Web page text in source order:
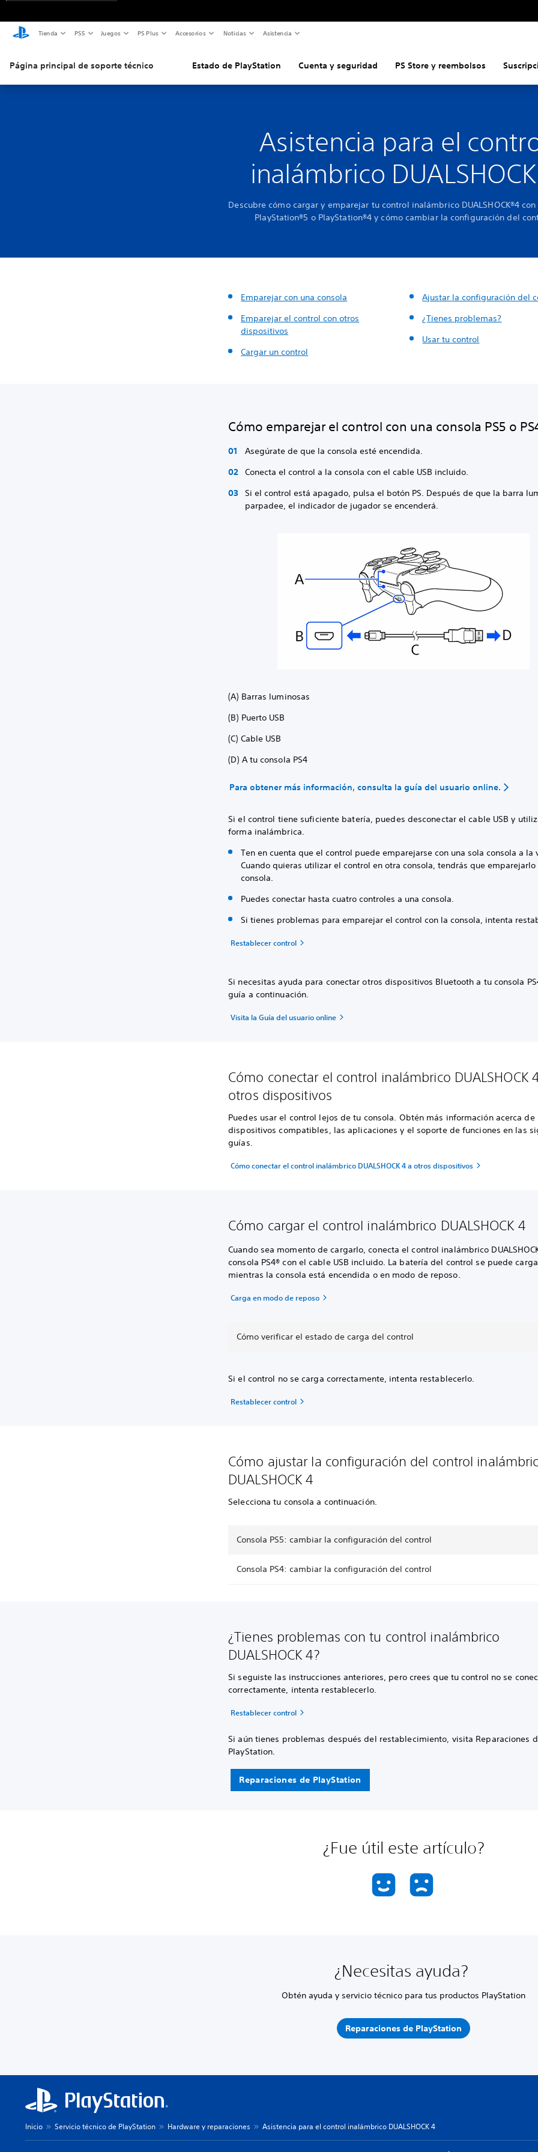
Tienda PS5 Juegos PS Plus Accesorios Noticias Asistencia
Página principal de soporte técnico Estado de PlayStation Cuenta y seguridad PS Store y reembolsos
Asistencia para el
inalámbrico
Descubre cómo cargar y emparejar tu control inalámbrico DUALSHOCK®4
PlayStation®5 o PlayStation®4 y cómo cambiar la configuración del
Emparejar con una consola
Emparejar el control con otros
dispositivos
Cargar un control
Ajustar la configuración del
¿Tienes problemas?
Usar tu control
Cómo emparejar el control con una consola PS5 o
Asegúrate de que la consola esté encendida.
Conecta el control a la consola con el cable USB incluido.
Si el control está apagado, pulsa el botón PS. Después de que la barra
parpadee, el indicador de jugador se encenderá.
(A) Barras luminosas
(B) Puerto USB
(C) Cable USB
(D) A tu consola PS4
Para obtener más información, consulta la guía del usuario online.
Si el control tiene suficiente batería, puedes desconectar el cable USB y
forma inalámbrica.
Ten en cuenta que el control puede emparejarse con una sola consola a la
Cuando quieras utilizar el control en otra consola, tendrás que emparejarlo
consola.
Puedes conectar hasta cuatro controles a una consola.
Si tienes problemas para emparejar el control con la consola, intenta
Restablecer control
Si necesitas ayuda para conectar otros dispositivos Bluetooth a tu consola
guía a continuación.
Visita la Guía del usuario online
Cómo conectar el control inalámbrico DUALSHOCK
otros dispositivos
Puedes usar el control lejos de tu consola. Obtén más información acerca de
dispositivos compatibles, las aplicaciones y el soporte de funciones en las
guías.
Cómo conectar el control inalámbrico DUALSHOCK 4 a otros dispositivos
Cómo cargar el control inalámbrico DUALSHOCK 4
Cuando sea momento de cargarlo, conecta el control inalámbrico
consola PS4® con el cable USB incluido. La batería del control se puede
mientras la consola está encendida o en modo de reposo.
Carga en modo de reposo
Cómo verificar el estado de carga del control
Si el control no se carga correctamente, intenta restablecerlo.
Restablecer control
Cómo ajustar la configuración del control
DUALSHOCK 4
Selecciona tu consola a continuación.
Consola PS5: cambiar la configuración del control
Consola PS4: cambiar la configuración del control
¿Tienes problemas con tu control inalámbrico
DUALSHOCK 4?
Si seguiste las instrucciones anteriores, pero crees que tu control no se
correctamente, intenta restablecerlo.
Restablecer control
Si aún tienes problemas después del restablecimiento, visita Reparaciones
PlayStation.
Reparaciones de PlayStation
¿Fue útil este artículo?
¿Necesitas ayuda?
Obtén ayuda y servicio técnico para tus productos PlayStation
Reparaciones de PlayStation
Inicio Servicio técnico de PlayStation Hardware y reparaciones Asistencia para el control inalámbrico DUALSHOCK 4